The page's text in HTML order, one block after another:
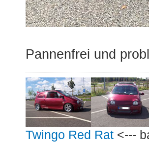
Pannenfrei und
Twingo Red Rat<---